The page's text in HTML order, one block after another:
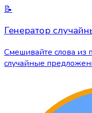
📝
Генератор
Смешивайте слова из
случайные